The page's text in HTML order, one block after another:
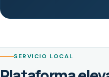
SERVICIO LOCAL